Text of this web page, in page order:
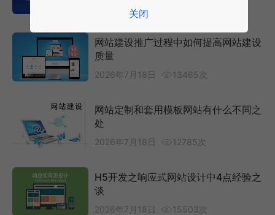
2026年7月18日
网站建设推广过程中如何提高网站建设
质量
2026年7月18日 13465次
网站定制和套用模板网站有什么不同之
处
2026年7月18日 12785次
H5开发之响应式网站设计中4点经验之
谈
2026年7月18日 15503次
关闭